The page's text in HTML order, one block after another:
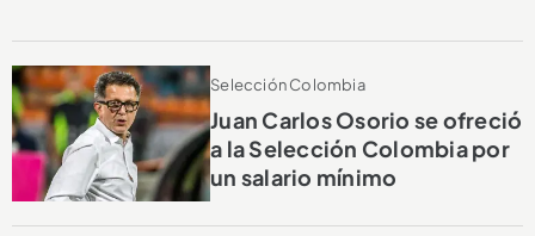
Selección Colombia
Juan Carlos Osorio se ofreció
a la Selección Colombia por
un salario mínimo